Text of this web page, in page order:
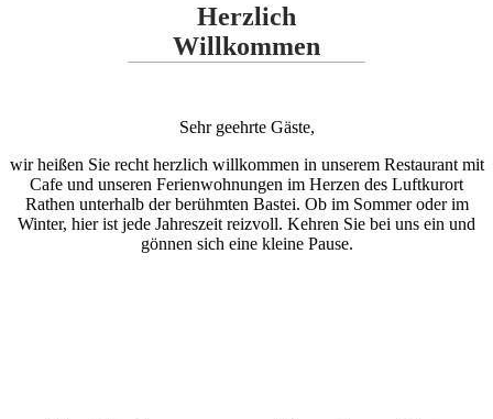
Herzlich
Willkommen
Sehr geehrte Gäste,
wir heißen Sie recht herzlich willkommen in unserem Restaurant mit
Cafe und unseren Ferienwohnungen im Herzen des Luftkurort
Rathen unterhalb der berühmten Bastei. Ob im Sommer oder im
Winter, hier ist jede Jahreszeit reizvoll. Kehren Sie bei uns ein und
gönnen sich eine kleine Pause.